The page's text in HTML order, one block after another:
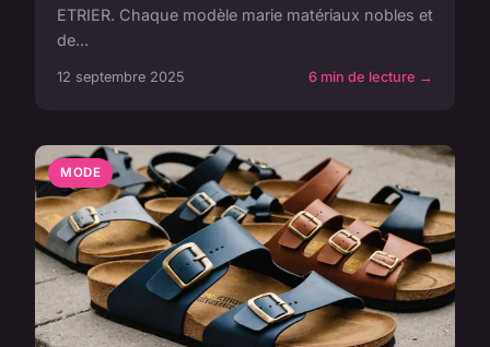
ETRIER. Chaque modèle marie matériaux nobles et
de...
12 septembre 2025 6 min de lecture →
MODE